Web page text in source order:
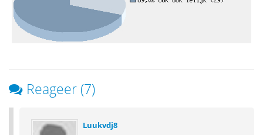
Reageer (7)
Luukvdj8